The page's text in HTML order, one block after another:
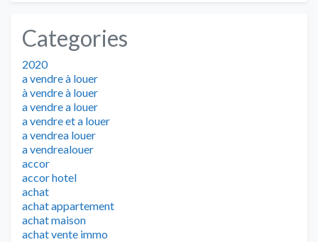
Categories
2020
a vendre à louer
à vendre à louer
a vendre a louer
a vendre et a louer
a vendrea louer
a vendrealouer
accor
accor hotel
achat
achat appartement
achat maison
achat vente immo